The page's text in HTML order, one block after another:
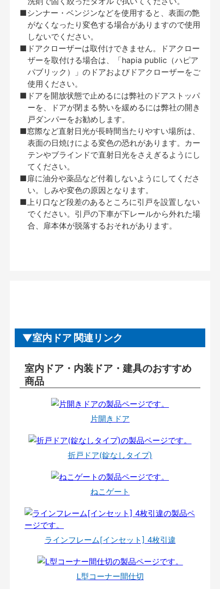
■シンナー・ベンジンなどを使用すると、表面の艶
がなくなったり変色する場合がありますので使用
しないでください。
■ドアクローザーは取付けできません。ドアクロー
ザーを取付ける場合は、「hapia public（ハピア
パブリック）」のドアおよびドアクローザーをご
使用ください。
■ドアを開放状態で止めるには弊社のドアストッパ
ーを、ドアが閉まる勢いを緩めるには弊社の開き
戸ダンパーをお勧めします。
■窓際など直射日光が長時間当たりやすい場所は、
表面の日焼けによる変色の恐れがあります。カー
テンやブラインドで直射日光をさえぎるようにし
てください。
■扉に油分や薬品など付着しないようにしてくださ
い。しみや変色の原因となります。
■上り口など段差のあるところに引戸を設置しない
でください。引戸の下車が下レールから外れた場
合、扉本体が脱落するおそれがあります。
室内ドア 関連リンク
室内ドア・内装ドア・建具のおすすめ
商品
片開きドア
折戸ドア(錠なしタイプ)
ねこゲート
ラインフレーム[インセット] 4枚引違
L型コーナー間仕切